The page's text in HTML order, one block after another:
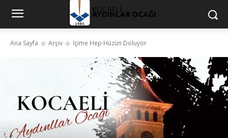
Ana Sayfa Arşiv İçime Hep Hüzün Doluyor